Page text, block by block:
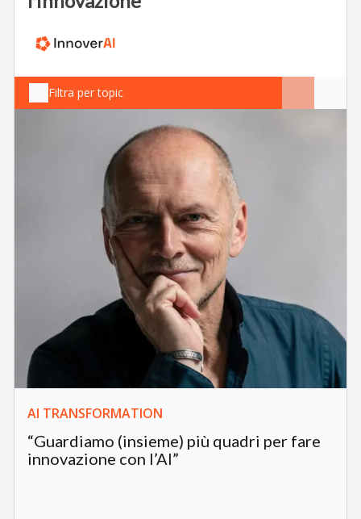
Filtra per topic
AI TRANSFORMATION
“Guardiamo (insieme) più quadri per fare
innovazione con l’AI”